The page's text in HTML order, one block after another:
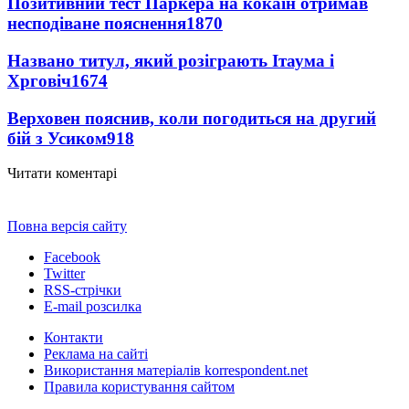
несподіване пояснення1870
Названо титул, який розіграють Ітаума і
Хрговіч1674
Верховен пояснив, коли погодиться на другий
бій з Усиком918
Читати коментарі
Повна версія сайту
Facebook
Twitter
RSS-стрічки
E-mail розсилка
Контакти
Реклама на сайті
Використання матеріалів korrespondent.net
Правила користування сайтом